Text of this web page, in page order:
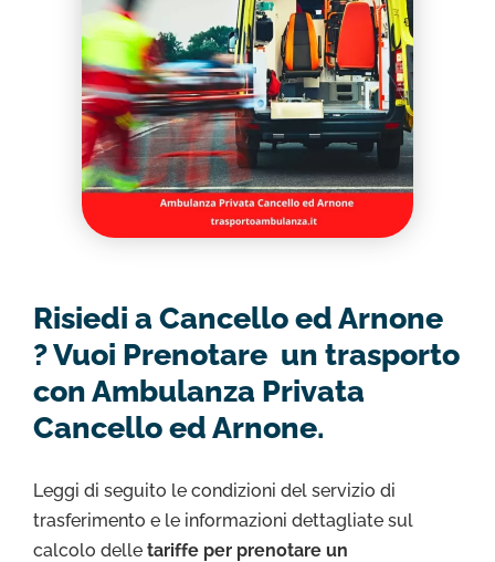
Risiedi a Cancello ed Arnone
? Vuoi Prenotare un trasporto
con Ambulanza Privata
Cancello ed Arnone.
Leggi di seguito le condizioni del servizio di
trasferimento e le informazioni dettagliate sul
calcolo delle tariffe per prenotare un